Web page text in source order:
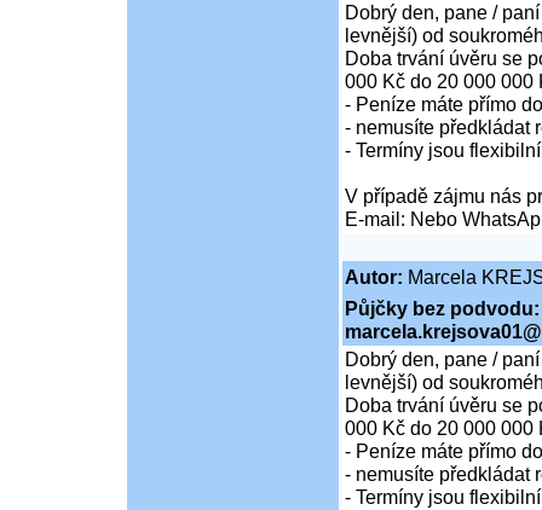
Dobrý den, pane /
levnější) od
Doba trvání úvěru se
000 Kč do 20 000 000
- Peníze máte přímo
- nemusíte předkládat
- Termíny jsou
V případě zájmu nás
E-mail: Nebo
Autor: Marcela
Půjčky bez podvodu:
Dobrý den, pane /
levnější) od
Doba trvání úvěru se
000 Kč do 20 000 000
- Peníze máte přímo
- nemusíte předkládat
- Termíny jsou